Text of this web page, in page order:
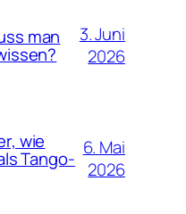
man
3. Juni
2026
wie
Tango- 6. Mai
2026